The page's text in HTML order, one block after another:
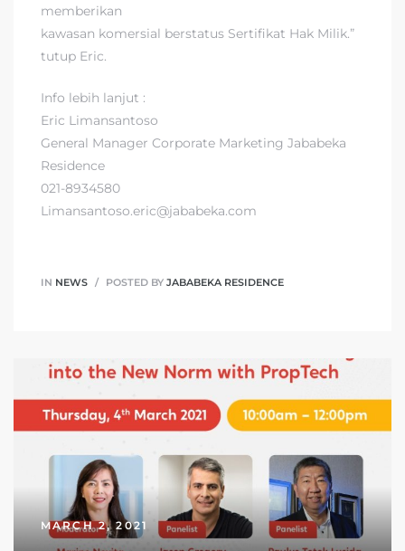
memberikan
kawasan komersial berstatus Sertifikat Hak Milik.”
tutup Eric.
Info lebih lanjut :
Eric Limansantoso
General Manager Corporate Marketing Jababeka
Residence
021-8934580
Limansantoso.eric@jababeka.com
IN NEWS POSTED BY JABABEKA RESIDENCE
MARCH 2, 2021